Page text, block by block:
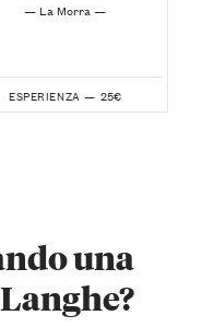
— La Morra —
ESPERIENZA — 25€
una